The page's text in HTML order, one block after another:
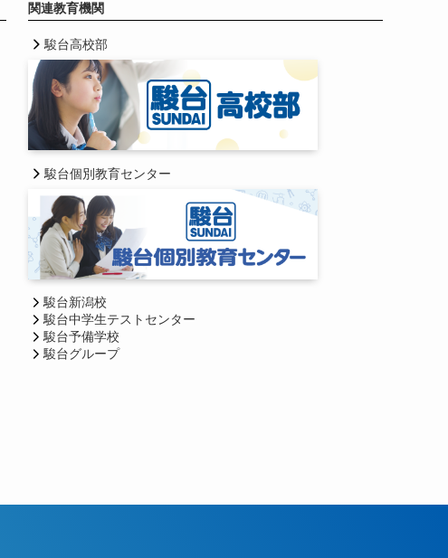
関連教育機関
駿台高校部
駿台個別教育センター
駿台新潟校
駿台中学生テストセンター
駿台予備学校
駿台グループ